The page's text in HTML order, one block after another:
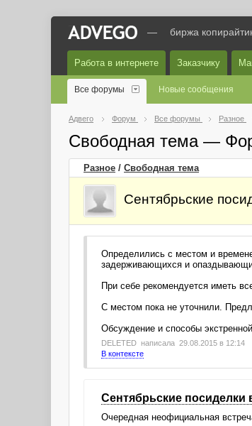
— биржа
Работа в интернете Заказчику
Все форумы Новые сообщения
Адвего Форум Все форумы Разное
Свободная тема —
Разное / Свободная тема
Сентябрьские
Определились с местом и
задерживающихся и
При себе рекомендуется иметь
С местом пока не уточнили.
Обсуждение и способы
DELETED написала 29.08.2015 в 12:14
В контексте
Сентябрьские
Очередная неофициальная